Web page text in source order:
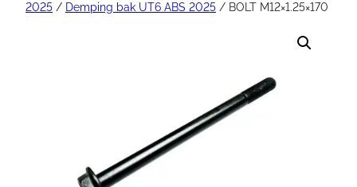
2025 / Demping bak UT6 ABS 2025 / BOLT M12×1.25×170